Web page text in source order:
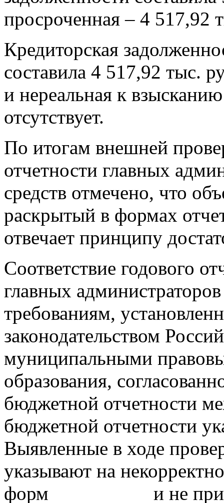
просроченная – 4 517,92
Кредиторская
составила 4 517,92 тыс.
и нереальная к
отсутствует.
По итогам внешней
отчетности главных
средств отмечено, что
раскрытый в формах
отвечает принципу
Соответствие годового
главных
требованиям,
законодательством
муниципальными
образования,
бюджетной отчетности
бюджетной отчетности
Выявленные в ходе
указывают на
форм и не приводят